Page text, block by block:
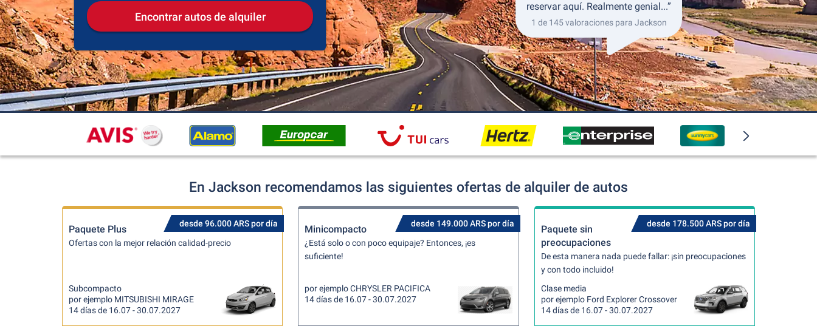
Encontrar autos de alquiler
reservar aquí. Realmente genial...”
1 de 145 valoraciones para Jackson
En Jackson recomendamos las siguientes ofertas de alquiler de autos
desde 96.000 ARS por día
Paquete Plus
Ofertas con la mejor relación calidad-precio
Subcompacto
por ejemplo MITSUBISHI MIRAGE
14 días de 16.07 - 30.07.2027
desde 149.000 ARS por día
Minicompacto
¿Está solo o con poco equipaje? Entonces, ¡es
suficiente!
por ejemplo CHRYSLER PACIFICA
14 días de 16.07 - 30.07.2027
desde 178.500 ARS por día
Paquete sin
preocupaciones
De esta manera nada puede fallar: ¡sin preocupaciones
y con todo incluido!
Clase media
por ejemplo Ford Explorer Crossover
14 días de 16.07 - 30.07.2027